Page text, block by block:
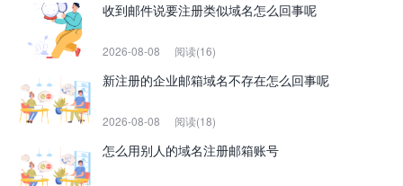
收到邮件说要注册类似域名怎么回事呢
2026-08-08 阅读(16)
新注册的企业邮箱域名不存在怎么回事呢
2026-08-08 阅读(18)
怎么用别人的域名注册邮箱账号